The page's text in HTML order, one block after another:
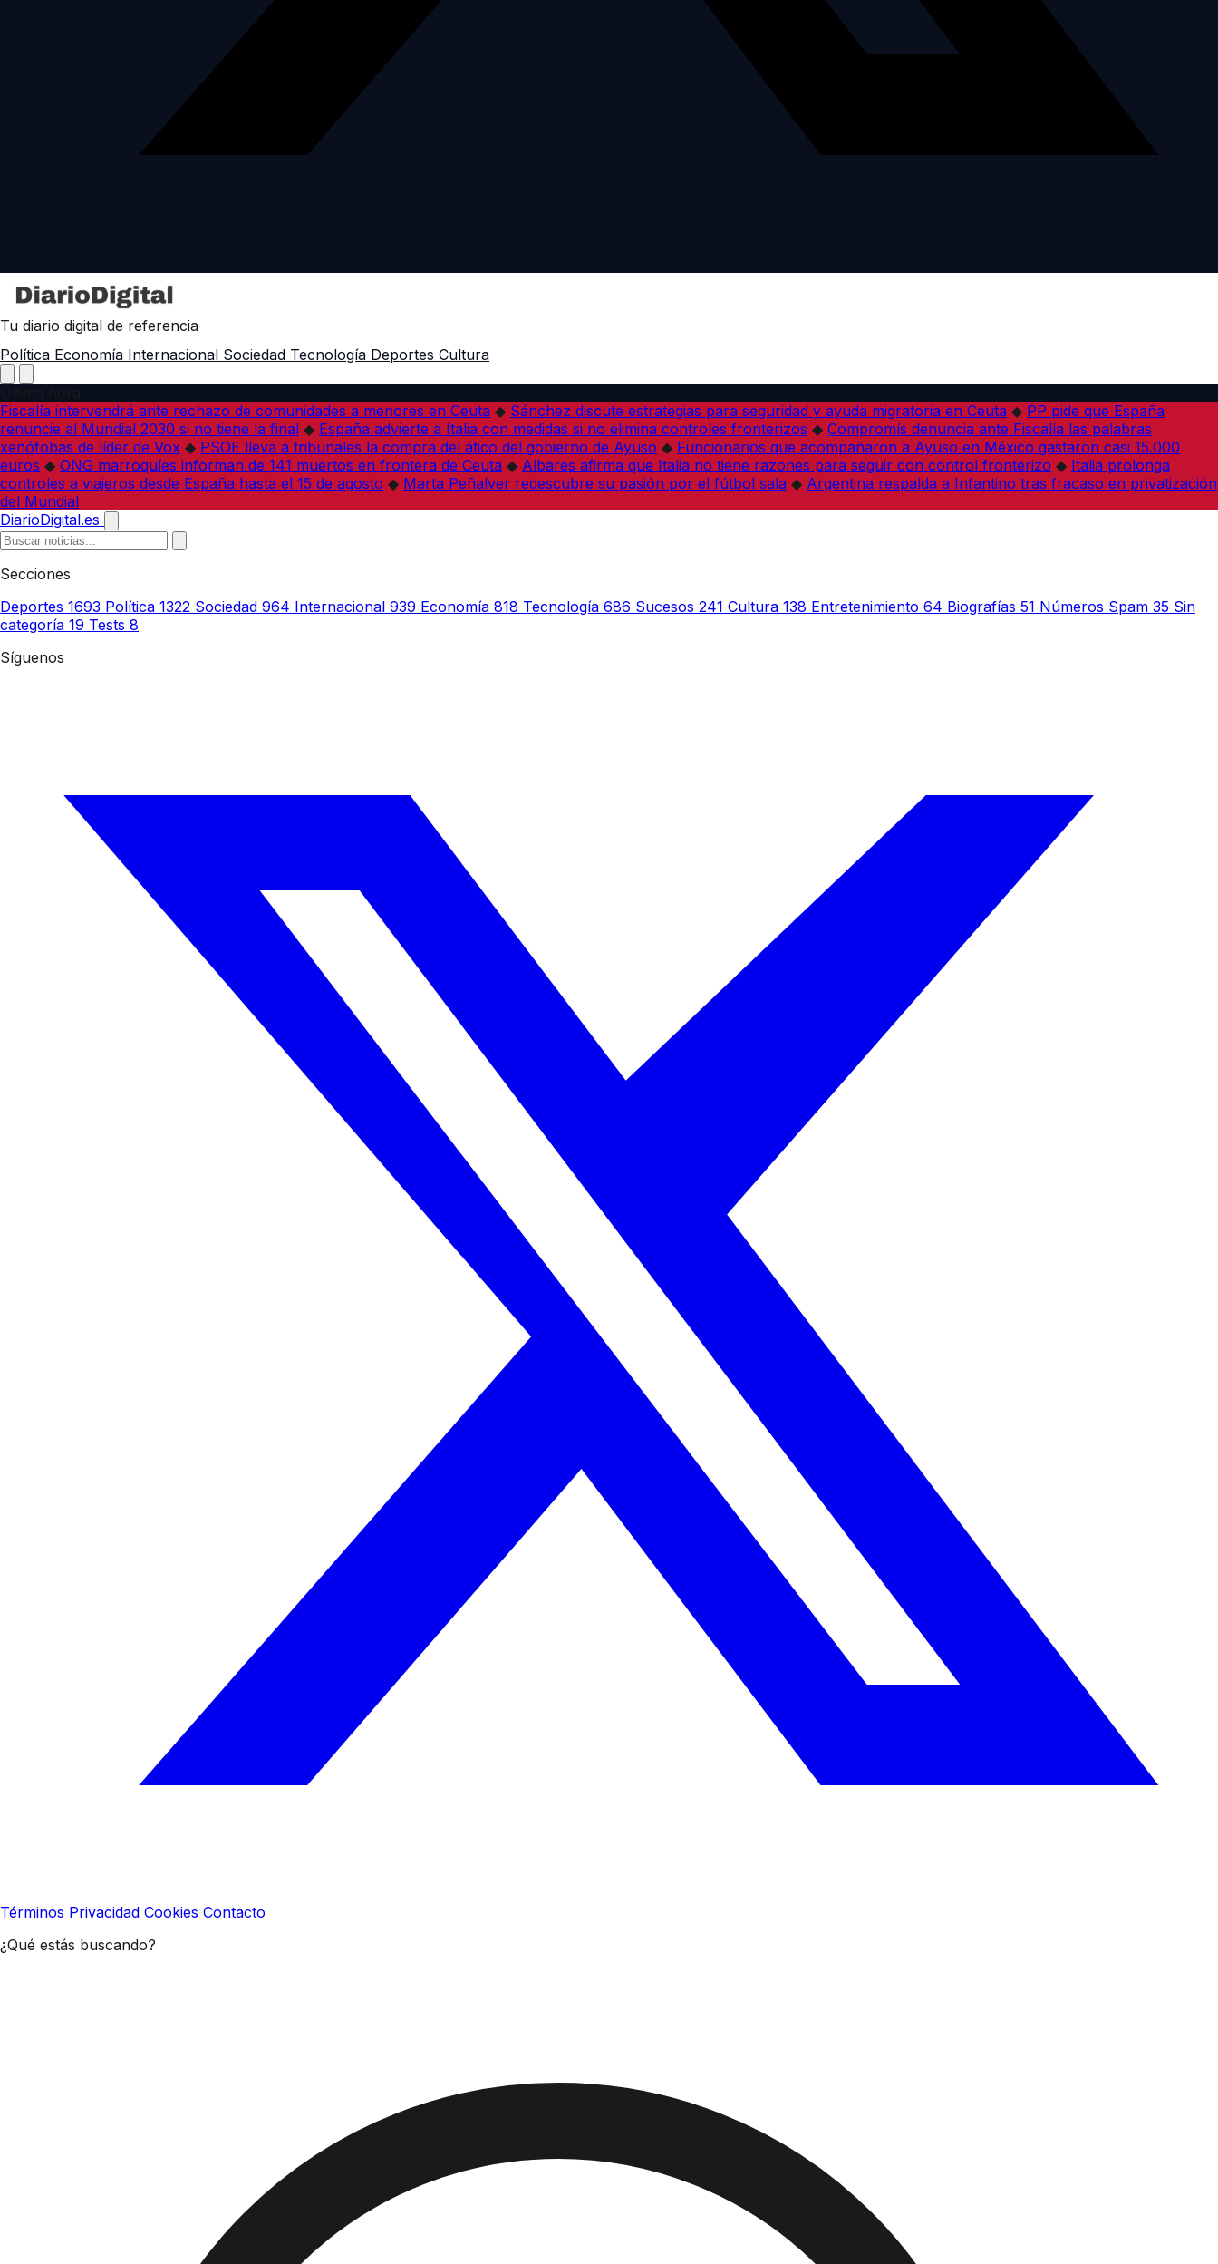
Tu diario digital de referencia
Política Economía Internacional Sociedad Tecnología Deportes Cultura
Fiscalía intervendrá ante rechazo de comunidades a menores en Ceuta ◆ Sánchez discute estrategias para seguridad y ayuda migratoria en Ceuta ◆ PP pide que España
renuncie al Mundial 2030 si no tiene la final ◆ España advierte a Italia con medidas si no elimina controles fronterizos ◆ Compromís denuncia ante Fiscalía las palabras
xenófobas de líder de Vox ◆ PSOE lleva a tribunales la compra del ático del gobierno de Ayuso ◆ Funcionarios que acompañaron a Ayuso en México gastaron casi 15.000
euros ◆ ONG marroquíes informan de 141 muertos en frontera de Ceuta ◆ Albares afirma que Italia no tiene razones para seguir con control fronterizo ◆ Italia prolonga
controles a viajeros desde España hasta el 15 de agosto ◆ Marta Peñalver redescubre su pasión por el fútbol sala ◆ Argentina respalda a Infantino tras fracaso en privatización
del Mundial
DiarioDigital.es
Secciones
Deportes 1693 Política 1322 Sociedad 964 Internacional 939 Economía 818 Tecnología 686 Sucesos 241 Cultura 138 Entretenimiento 64 Biografías 51 Números Spam 35 Sin
categoría 19 Tests 8
Síguenos
Términos Privacidad Cookies Contacto
¿Qué estás buscando?